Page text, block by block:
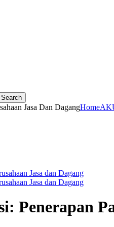
Search
Jasa Dan DagangHome
Penerapan